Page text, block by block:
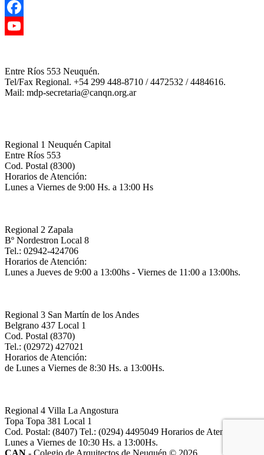
Facebook
Entre Ríos 553 Neuquén.
Tel/Fax Regional. +54 299 448-8710 / 4472532 / 4484616.
Mail: mdp-secretaria@canqn.org.ar
Regional 1 Neuquén Capital
Entre Ríos 553
Cod. Postal (8300)
Horarios de Atención:
Lunes a Viernes de 9:00 Hs. a 13:00 Hs
Regional 2 Zapala
Bº Nordestron Local 8
Tel.: 02942-424706
Horarios de Atención:
Lunes a Jueves de 9:00 a 13:00hs - Viernes de 11:00 a 13:00hs.
Regional 3 San Martín de los Andes
Belgrano 437 Local 1
Cod. Postal (8370)
Tel.: (02972) 427021
Horarios de Atención:
de Lunes a Viernes de 8:30 Hs. a 13:00Hs.
Regional 4 Villa La Angostura
Topa Topa 381 Local 1
Cod. Postal: (8407) Tel.: (0294) 4495049 Horarios de Atención: de
Lunes a Viernes de 10:30 Hs. a 13:00Hs.
CAN - Colegio de Arquitectos de Neuquén © 2026